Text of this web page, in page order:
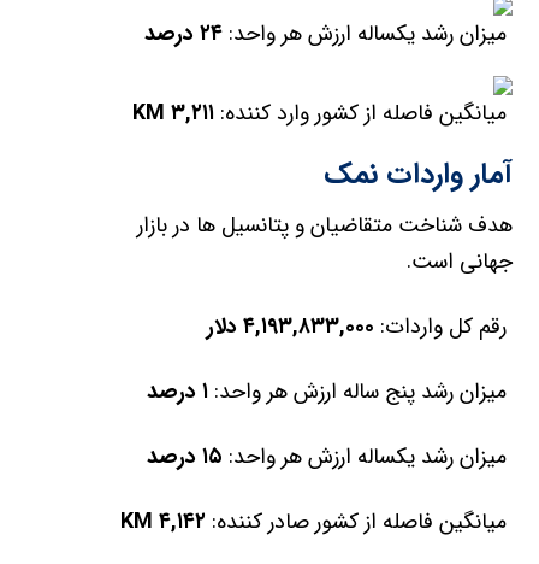
میزان رشد یکساله ارزش هر واحد:۲۴ درصد
میانگین فاصله از کشور وارد کننده:۳,۲۱۱ KM
آمار واردات نمک
هدف شناخت متقاضیان و پتانسیل ها در بازار
جهانی است.
رقم کل واردات:
دلار
میزان رشد پنج ساله ارزش هر واحد:۱ درصد
میزان رشد یکساله ارزش هر واحد: ۱۵ درصد
میانگین فاصله از کشور صادر کننده: ۴,۱۴۲ KM